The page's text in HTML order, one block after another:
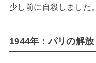
少し前に自殺しました。
1944年：パリの解放